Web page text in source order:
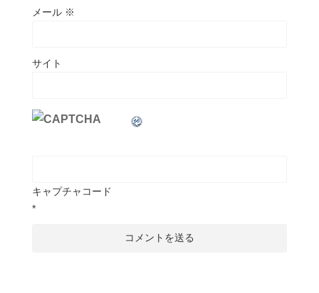
メール ※
サイト
キャプチャコード
*